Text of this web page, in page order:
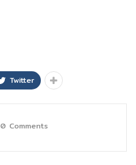
Twitter
0 Comments